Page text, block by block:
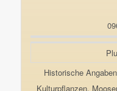
Historische
Kulturpflanzen,